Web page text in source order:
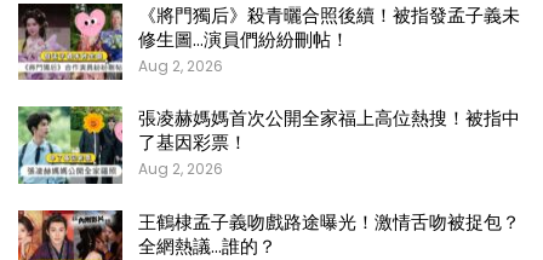
《將門獨后》殺青曬合照後續！被指發孟子義未
修生圖…演員們紛紛刪帖！
Aug 2, 2026
張凌赫媽媽首次公開全家福上高位熱搜！被指中
了基因彩票！
Aug 2, 2026
王鶴棣孟子義吻戲路途曝光！激情舌吻被捉包？
全網熱議…誰的？